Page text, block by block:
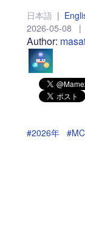
日本語 |
2026-05-08 |
Author:
#2026年